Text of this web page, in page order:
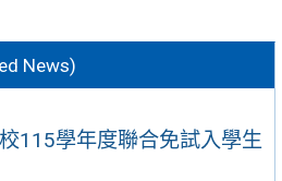
News)
115學年度聯合免試入學生